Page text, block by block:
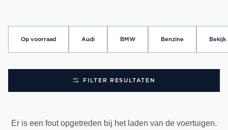
Op voorraad Audi BMW Benzine Bekijk
FILTER RESULTATEN
Er is een fout opgetreden bij het laden van de voertuigen.